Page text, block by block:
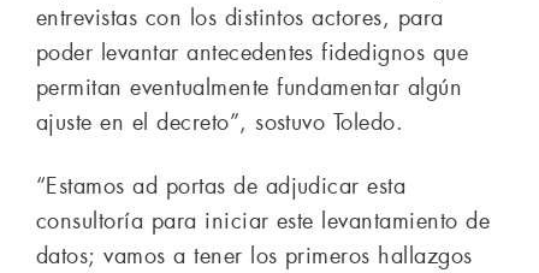
entrevistas con los distintos actores, para
poder levantar antecedentes fidedignos que
permitan eventualmente fundamentar algún
ajuste en el decreto”, sostuvo Toledo.
“Estamos ad portas de adjudicar esta
consultoría para iniciar este levantamiento de
datos; vamos a tener los primeros hallazgos